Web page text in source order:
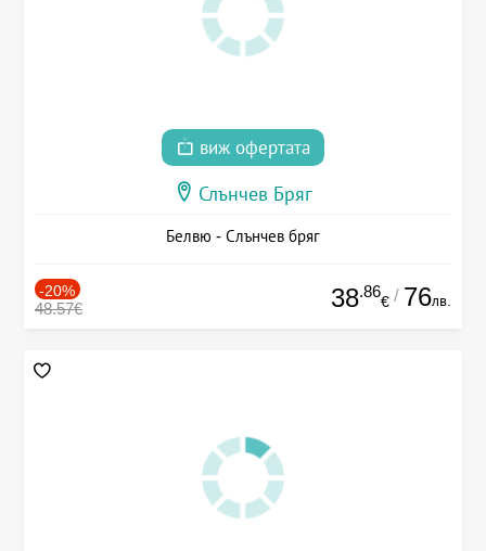
виж офертата
Слънчев Бряг
Белвю - Слънчев бряг
-20%
48.57€ 38.86
€ / 76лв.